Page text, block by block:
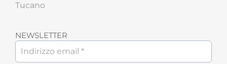
Tucano
NEWSLETTER